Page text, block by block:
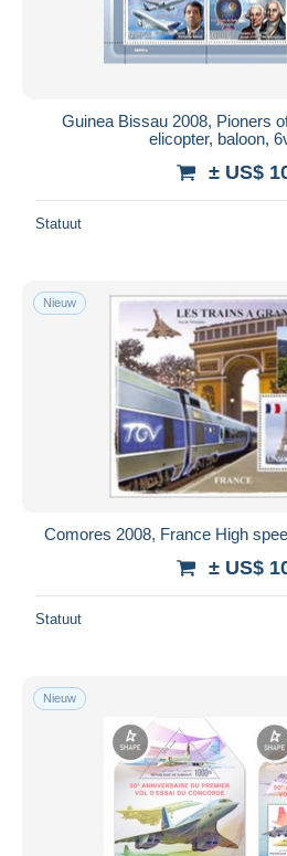
Guinea Bissau 2008, Pioners
elicopter, baloon,
± US$
Statuut
Nieuw
Comores 2008, France High
± US$
Statuut
Nieuw